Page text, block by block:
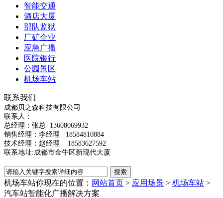
智能交通
酒店大厦
部队监狱
厂矿企业
应急广播
医院银行
公园景区
机场车站
联系我们
成都贝之森科技有限公司
联系人：
总经理： 张总 13608069932
销售经理：李经理 18584810884
技术经理：赵经理 18583627592
联系地址:成都市金牛区新现代大厦
机场车站你现在的位置： 网站首页 > 应用场景 > 机场车站 >
汽车站智能化广播解决方案